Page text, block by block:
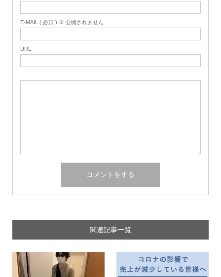
E-MAIL ( 必須 ) ※ 公開されません
URL
関連記事一覧